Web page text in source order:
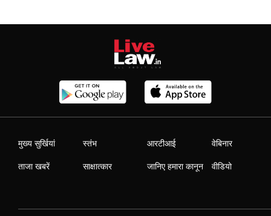
मुख्य सुर्खियां
ताजा खबरें
स्तंभ
साक्षात्कार
आरटीआई
जानिए हमारा कानून
वेबिनार
वीडियो